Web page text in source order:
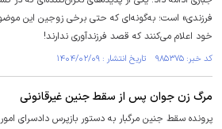
فرزندی» است؛ به‌گونه‌ای که حتی برخی زوجین این
خود اعلام می‌کنند که قصد فرزندآوری ندارند!
کد خبر: ۹۸۵۳۷۵ تاریخ انتشار : ۱۴۰۴/۰۲/۰۹
مرگ زن جوان پس از سقط جنین غیرقانونی
پرونده سقط جنین مرگبار به دستور بازپرس دادسرای